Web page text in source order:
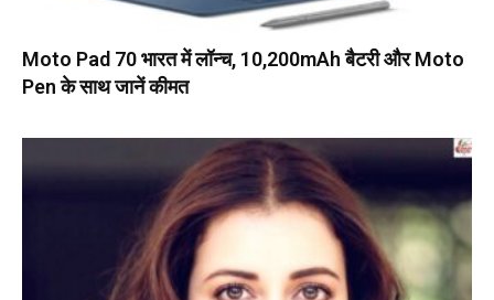
Moto Pad 70 भारत में लॉन्च, 10,200mAh बैटरी और Moto
Pen के साथ जानें कीमत